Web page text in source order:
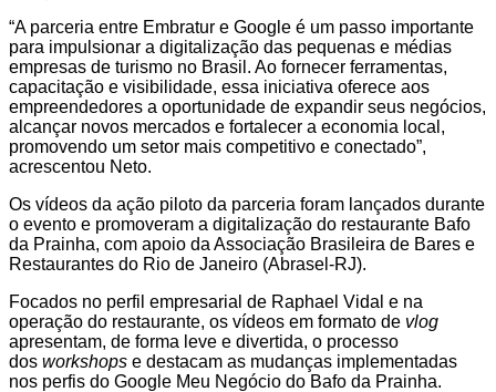
“A parceria entre Embratur e Google é um passo importante
para impulsionar a digitalização das pequenas e médias
empresas de turismo no Brasil. Ao fornecer ferramentas,
capacitação e visibilidade, essa iniciativa oferece aos
empreendedores a oportunidade de expandir seus negócios,
alcançar novos mercados e fortalecer a economia local,
promovendo um setor mais competitivo e conectado”,
acrescentou Neto.
Os vídeos da ação piloto da parceria foram lançados durante
o evento e promoveram a digitalização do restaurante Bafo
da Prainha, com apoio da Associação Brasileira de Bares e
Restaurantes do Rio de Janeiro (Abrasel-RJ).
Focados no perfil empresarial de Raphael Vidal e na
operação do restaurante, os vídeos em formato de vlog
apresentam, de forma leve e divertida, o processo
dos workshops e destacam as mudanças implementadas
nos perfis do Google Meu Negócio do Bafo da Prainha.